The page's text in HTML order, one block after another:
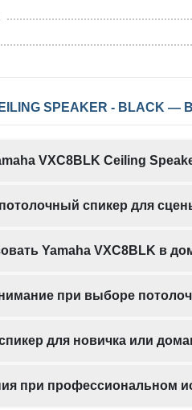
SPEAKER -
VXC8BLK Ceiling
спикер для
Yamaha VXC8BLK в
при выборе
для новичка или
при профессиональном